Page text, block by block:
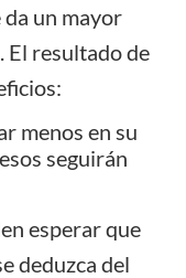
un mayor
El resultado de
menos en su
seguirán
esperar que
deduzca del